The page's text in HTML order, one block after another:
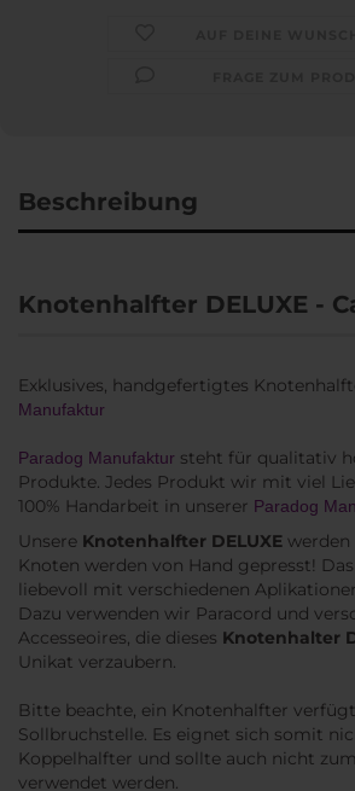
Beschreibung
Knotenhalfter DELUXE -
Exklusives, handgefertigtes
Manufaktur
Paradog Manufaktur steht für qualitativ
Produkte. Jedes Produkt wir mit viel
100% Handarbeit in unserer Paradog
Unsere Knotenhalfter DELUXE
Knoten werden von Hand gepresst!
liebevoll mit verschiedenen
Dazu verwenden wir Paracord und
Accesseoires, die dieses Knotenhalter
Unikat verzaubern.
Bitte beachte, ein Knotenhalfter
Sollbruchstelle. Es eignet sich somit
Koppelhalfter und sollte auch nicht
verwendet werden.